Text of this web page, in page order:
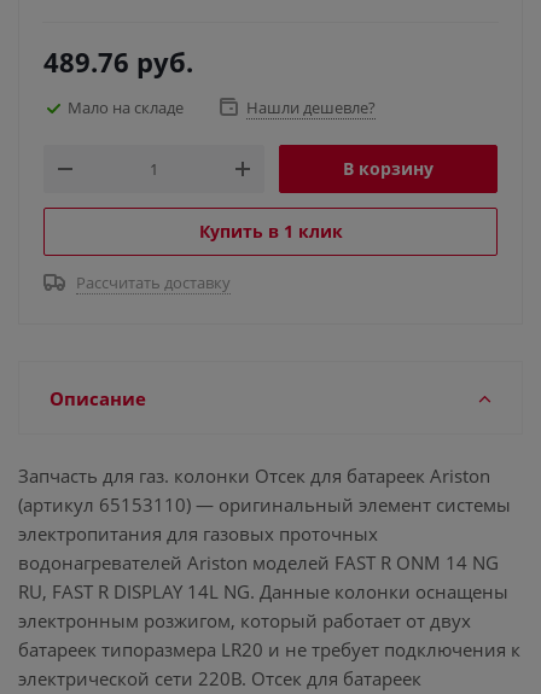
489.76 руб.
Мало на складе Нашли дешевле?
В корзину
Купить в 1 клик
Рассчитать доставку
Описание
Запчасть для газ. колонки Отсек для батареек Ariston
(артикул 65153110) — оригинальный элемент системы
электропитания для газовых проточных
водонагревателей Ariston моделей FAST R ONM 14 NG
RU, FAST R DISPLAY 14L NG. Данные колонки оснащены
электронным розжигом, который работает от двух
батареек типоразмера LR20 и не требует подключения к
электрической сети 220В. Отсек для батареек